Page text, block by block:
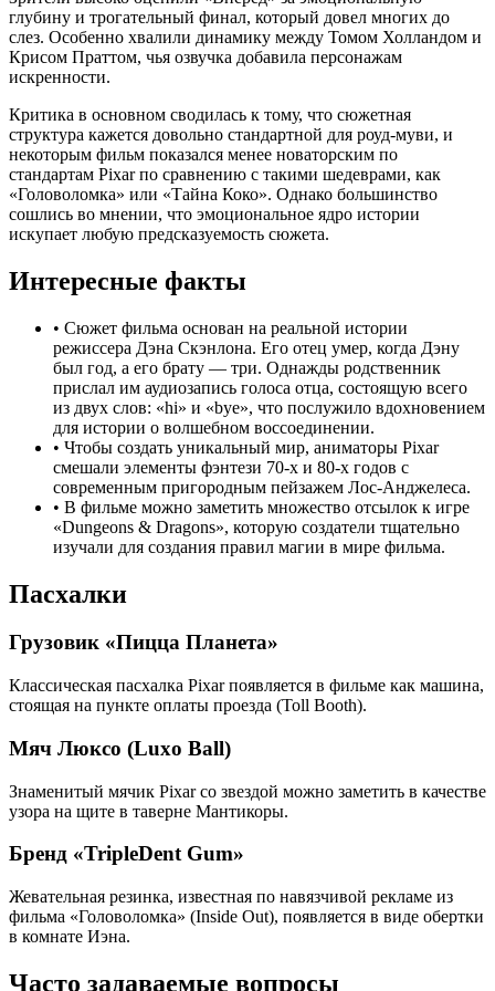
глубину и трогательный финал, который довел многих до
слез. Особенно хвалили динамику между Томом Холландом и
Крисом Праттом, чья озвучка добавила персонажам
искренности.
Критика в основном сводилась к тому, что сюжетная
структура кажется довольно стандартной для роуд-муви, и
некоторым фильм показался менее новаторским по
стандартам Pixar по сравнению с такими шедеврами, как
«Головоломка» или «Тайна Коко». Однако большинство
сошлись во мнении, что эмоциональное ядро истории
искупает любую предсказуемость сюжета.
Интересные факты
• Сюжет фильма основан на реальной истории
режиссера Дэна Скэнлона. Его отец умер, когда Дэну
был год, а его брату — три. Однажды родственник
прислал им аудиозапись голоса отца, состоящую всего
из двух слов: «hi» и «bye», что послужило вдохновением
для истории о волшебном воссоединении.
• Чтобы создать уникальный мир, аниматоры Pixar
смешали элементы фэнтези 70-х и 80-х годов с
современным пригородным пейзажем Лос-Анджелеса.
• В фильме можно заметить множество отсылок к игре
«Dungeons & Dragons», которую создатели тщательно
изучали для создания правил магии в мире фильма.
Пасхалки
Грузовик «Пицца Планета»
Классическая пасхалка Pixar появляется в фильме как машина,
стоящая на пункте оплаты проезда (Toll Booth).
Мяч Люксо (Luxo Ball)
Знаменитый мячик Pixar со звездой можно заметить в качестве
узора на щите в таверне Мантикоры.
Бренд «TripleDent Gum»
Жевательная резинка, известная по навязчивой рекламе из
фильма «Головоломка» (Inside Out), появляется в виде обертки
в комнате Иэна.
Часто задаваемые вопросы